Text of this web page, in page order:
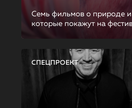
Семь фильмов о природе и
которые покажут на
СПЕЦПРОЕКТ